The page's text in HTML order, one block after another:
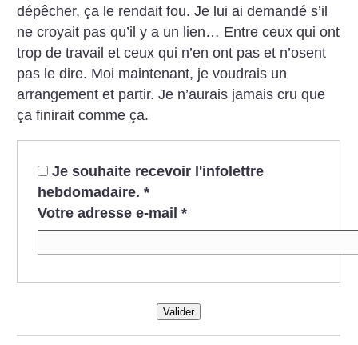
dépêcher, ça le rendait fou. Je lui ai demandé s’il
ne croyait pas qu’il y a un lien… Entre ceux qui ont
trop de travail et ceux qui n’en ont pas et n’osent
pas le dire. Moi maintenant, je voudrais un
arrangement et partir. Je n’aurais jamais cru que
ça finirait comme ça.
Je souhaite recevoir l'infolettre
hebdomadaire. *
Votre adresse e-mail *
Valider